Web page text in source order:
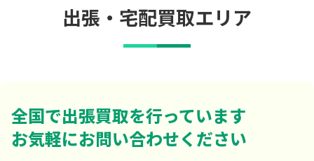
出張・宅配買取エリア
全国で出張買取を行っています
お気軽にお問い合わせください